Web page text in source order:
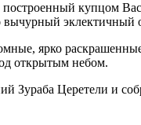
купцом
эклектичный
ярко
открытым небом.
Зураба Церетели и